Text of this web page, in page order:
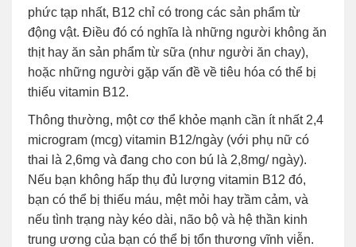
phức tạp nhất, B12 chỉ có trong các sản phẩm từ
động vật. Điều đó có nghĩa là những người không ăn
thịt hay ăn sản phẩm từ sữa (như người ăn chay),
hoặc những người gặp vấn đề về tiêu hóa có thể bị
thiếu vitamin B12.
Thông thường, một cơ thể khỏe mạnh cần ít nhất 2,4
microgram (mcg) vitamin B12/ngày (với phụ nữ có
thai là 2,6mg và đang cho con bú là 2,8mg/ ngày).
Nếu bạn không hấp thụ đủ lượng vitamin B12 đó,
bạn có thể bị thiếu máu, mệt mỏi hay trầm cảm, và
nếu tình trạng này kéo dài, não bộ và hệ thần kinh
trung ương của bạn có thể bị tổn thương vĩnh viễn.